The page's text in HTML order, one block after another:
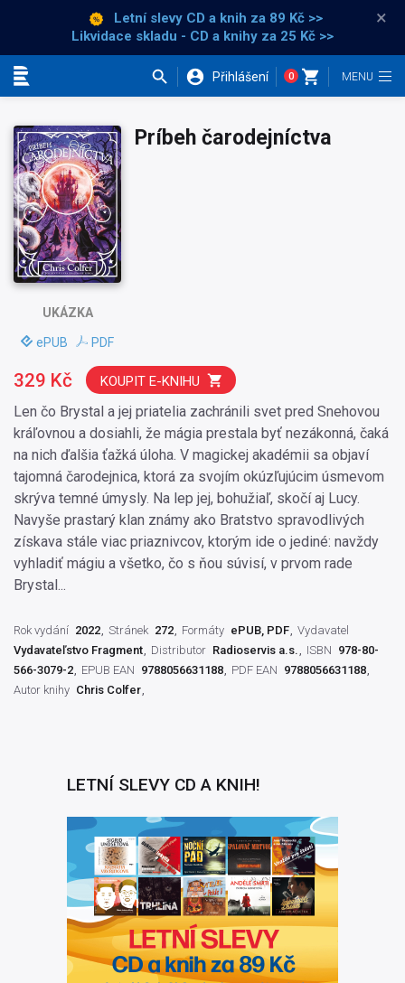
Letní slevy CD a knih za 89 Kč >>
Likvidace skladu - CD a knihy za 25 Kč >>
×
Přihlášení 0
UKÁZKA
ePUB PDF
Príbeh čarodejníctva
Len čo Brystal a jej priatelia zachránili svet pred Snehovou
kráľovnou a dosiahli, že mágia prestala byť nezákonná, čaká
na nich ďalšia ťažká úloha. V magickej akadémii sa objaví
tajomná čarodejnica, ktorá za svojím okúzľujúcim úsmevom
skrýva temné úmysly. Na lep jej, bohužiaľ, skočí aj Lucy.
Navyše prastarý klan známy ako Bratstvo spravodlivých
získava stále viac priaznivcov, ktorým ide o jediné: navždy
vyhladiť mágiu a všetko, čo s ňou súvisí, v prvom rade
Brystal...
329 Kč KOUPIT E-KNIHU
Rok vydání 2022 Stránek 272 Formáty ePUB, PDF Vydavatel
Vydavateľstvo Fragment
Distributor Radioservis a.s. ISBN 978-80-
566-3079-2
EPUB EAN 9788056631188 PDF EAN 9788056631188
Autor knihy Chris Colfer
LETNÍ SLEVY CD A KNIH!